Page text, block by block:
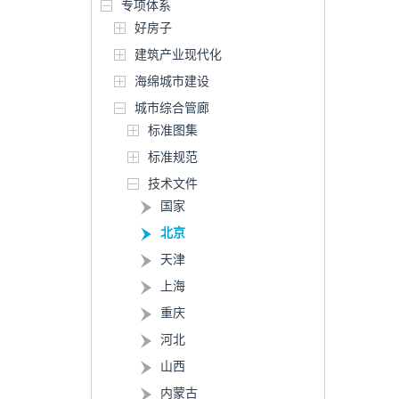
专项体系
好房子
建筑产业现代化
海绵城市建设
城市综合管廊
标准图集
标准规范
技术文件
国家
北京
天津
上海
重庆
河北
山西
内蒙古